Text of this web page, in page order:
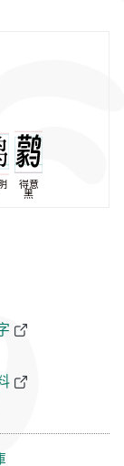
得意
黑